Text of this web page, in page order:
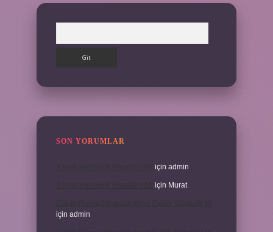
SON YORUMLAR
için admin
için Murat
için admin